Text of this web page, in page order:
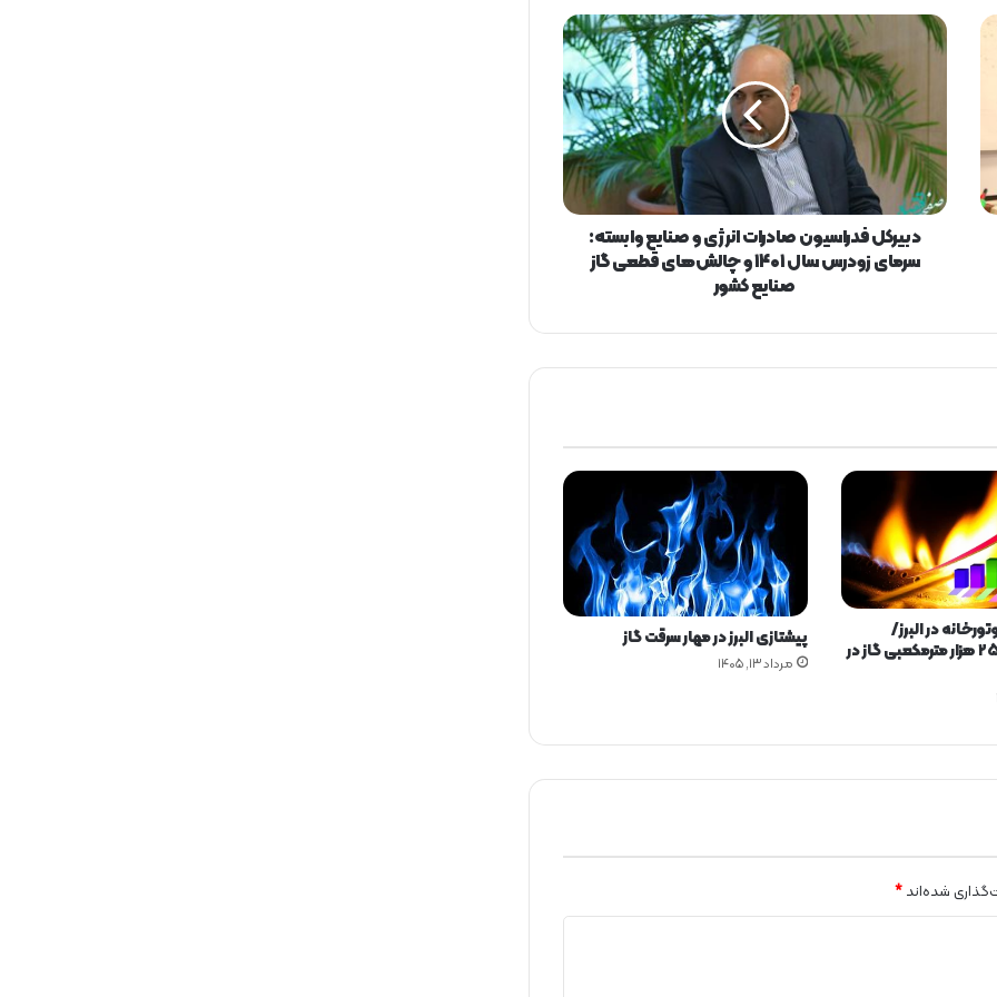
د
ب
ل
ف
د
ر
ن
ا
ت
ر
ژ
ی
و
ص
ن
و
ا
:
س
دبیرکل فدراسیون صادرات انرژی و صنایع وابسته:
سرمای زودرس سال ۱۴۰۱ و چالش‌های قطعی گاز
صنایع کشور
۸۵ موتورخانه در البرز/
صرفه‌جویی ۲۵۰ هزار مترمکعبی گاز در
پیشتازی البرز در مهار سرقت گاز
مرداد ۱۳, ۱۴۰۵
شده‌اند *